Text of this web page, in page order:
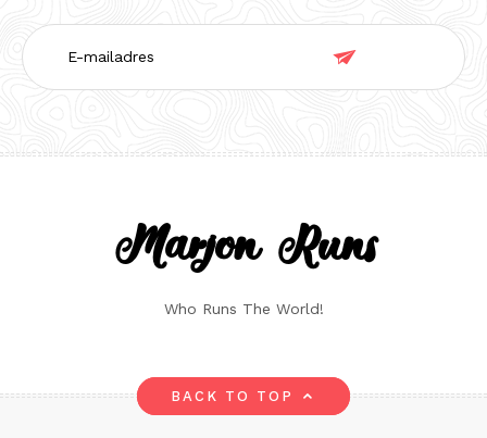
E-
mailadres

Marjon Runs
Who Runs The World!
BACK TO TOP